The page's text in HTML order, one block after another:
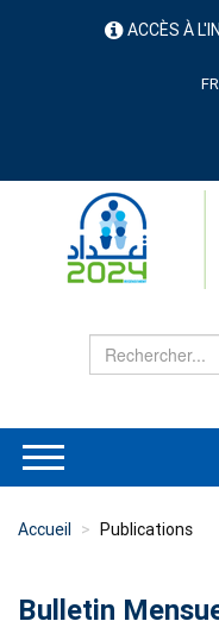
menu ACCÈS À
FR
Accueil Publications
Bulletin